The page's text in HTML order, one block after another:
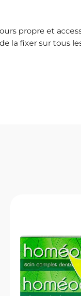
propre et
la fixer sur tous